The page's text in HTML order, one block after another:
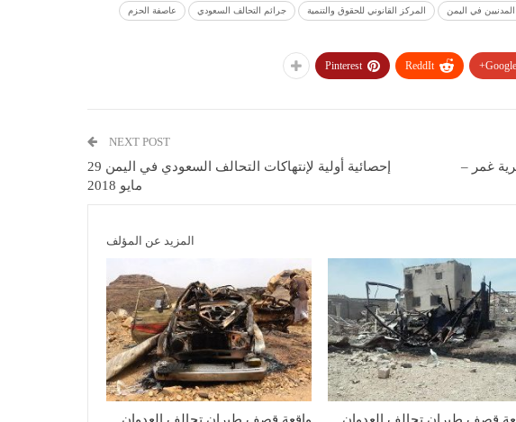
المدنيين في اليمن المركز القانوني للحقوق والتنمية جرائم التحالف السعودي عاصفة الحزم
Google+
ReddIt
Pinterest
غمر –
NEXT POST
إحصائية أولية لإنتهاكات التحالف السعودي في اليمن 29
مايو 2018
المزيد عن المؤلف